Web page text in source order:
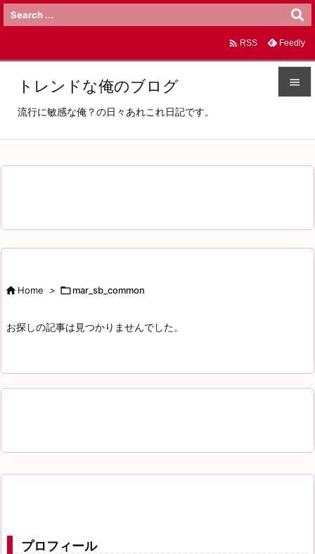

 RSS Feedly
トレンドな俺のブログ
流行に敏感な俺？の日々あれこれ日記です。
Home > mar_sb_common
お探しの記事は見つかりませんでした。
プロフィール